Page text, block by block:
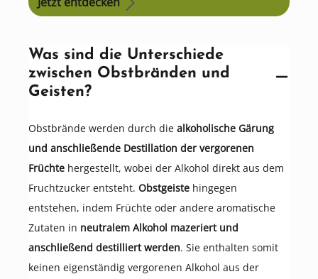
Was sind die Unterschiede
zwischen Obstbränden und
Geisten?
Obstbrände werden durch die alkoholische Gärung
und anschließende Destillation der vergorenen
Früchte hergestellt, wobei der Alkohol direkt aus dem
Fruchtzucker entsteht. Obstgeiste hingegen
entstehen, indem Früchte oder andere aromatische
Zutaten in neutralem Alkohol mazeriert und
anschließend destilliert werden. Sie enthalten somit
keinen eigenständig vergorenen Alkohol aus der